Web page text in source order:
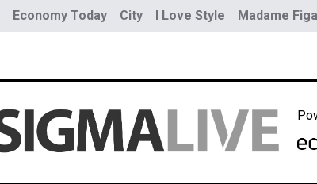
Economy Today City I Love Style Madame